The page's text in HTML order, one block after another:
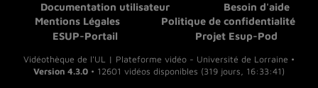
Documentation utilisateur
Besoin d'aide
Mentions Légales
Politique de confidentialité
ESUP-Portail
Projet Esup-Pod
Vidéothèque de l'UL | Plateforme vidéo - Université de Lorraine •
Version 4.3.0 • 12601 vidéos disponibles (319 jours, 16:33:41)